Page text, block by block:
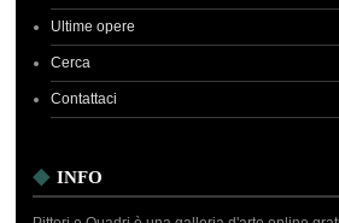
Ultime opere
Cerca
Contattaci
INFO